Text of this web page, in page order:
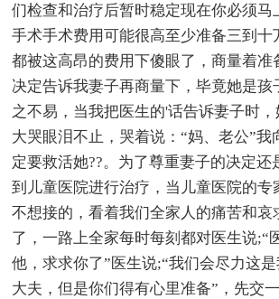
们检查和治疗后暂时稳定现在你必须马
手术手术费用可能很高至少准备三到十
都被这高昂的费用下傻眼了，商量着准
决定告诉我妻子再商量下，毕竟她是孩
之不易，当我把医生的'话告诉妻子时
大哭眼泪不止，哭着说：“妈、老公”我
定要救活她??。为了尊重妻子的决定还
到儿童医院进行治疗，当儿童医院的专
不想接的，看着我们全家人的痛苦和哀
了，一路上全家每时每刻都对医生说;“
他，求求你了”医生说;“我们会尽力这
大夫，但是你们得有心里准备”，先交